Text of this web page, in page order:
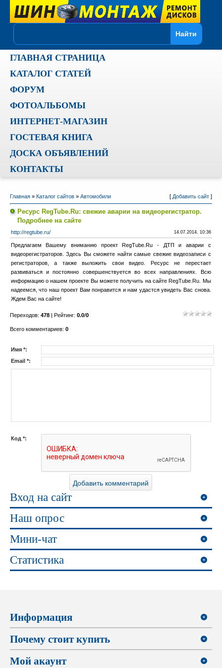
ГЛАВНАЯ СТРАНИЦА
КАТАЛОГ СТАТЕЙ
ФОРУМ
ФОТОАЛЬБОМЫ
ИНТЕРНЕТ-МАГАЗИН
ГОСТЕВАЯ КНИГА
ДОСКА ОБЪЯВЛЕНИЙ
КОНТАКТЫ
Главная» Каталог сайтов» Автомобили [ Добавить сайт]
Ресурс RegTube.Ru: свежие аварии на видеорегистратор.
Подробнее на сайте
http://regtube.ru/ 14.07.2014, 10:36
Предлагаем Вашему вниманию проект RegTube.Ru - ДТП и аварии с
видеорегистраторов. Здесь Вы сможете найти самые свежие видеозаписи с
регистраторов, а также выложить свои видео. Ресурс не перестает
развиваться и постоянно совершенствуется во всех направлениях. Всю
информацию о нашем проекте Вы можете получить на сайте RegTube.Ru. Мы
надеемся, что наш проект Вам понравится и нам удастся увидеть Вас снова.
Ждем Вас на сайте!
Переходов: 478| Рейтинг: 0.0/0
Всего комментариев: 0
Имя *:
Email *:
Код *:
Вход на сайт
Наш опрос
Мини-чат
Статистика
Информация
Почему стоит купить
Мой акаунт